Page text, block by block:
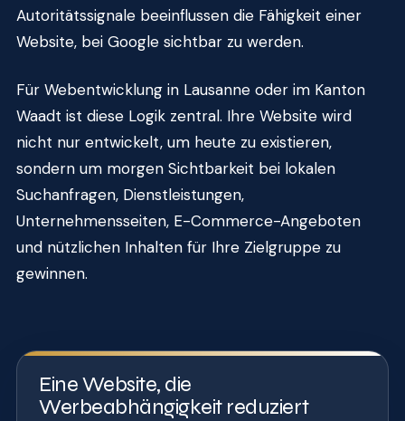
Autoritätssignale beeinflussen die Fähigkeit einer
Website, bei Google sichtbar zu werden.
Für Webentwicklung in Lausanne oder im Kanton
Waadt ist diese Logik zentral. Ihre Website wird
nicht nur entwickelt, um heute zu existieren,
sondern um morgen Sichtbarkeit bei lokalen
Suchanfragen, Dienstleistungen,
Unternehmensseiten, E-Commerce-Angeboten
und nützlichen Inhalten für Ihre Zielgruppe zu
gewinnen.
Eine Website, die
Werbeabhängigkeit reduziert